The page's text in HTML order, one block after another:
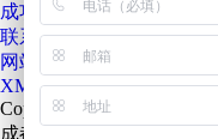
成功案例
联系我们
网站地图
XML
Copyright©www.cdjdxs.com
成都吸塑字多少钱？成